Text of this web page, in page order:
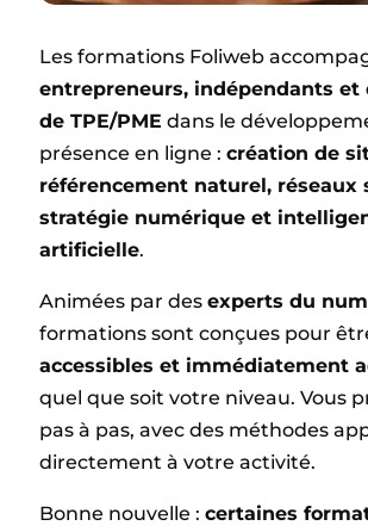
Les formations Foliweb
entrepreneurs, indépendants et
de TPE/PME dans le
présence en ligne : création de
référencement naturel, réseaux
stratégie numérique et
artificielle.
Animées par des experts du
formations sont conçues pour
accessibles et immédiatement
quel que soit votre niveau. Vous
pas à pas, avec des méthodes
directement à votre activité.
Bonne nouvelle : certaines